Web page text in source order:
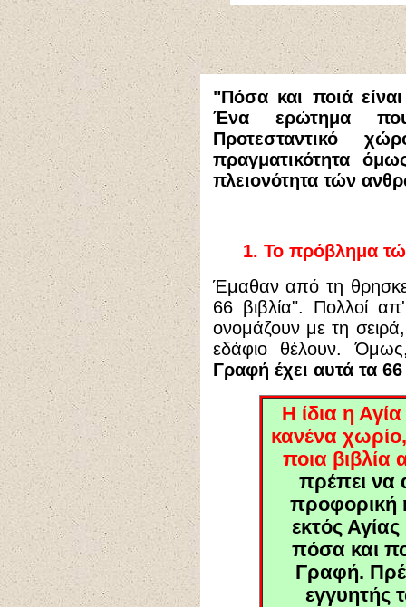
"Πόσα και ποιά
Ένα ερώτημα
Προτεσταντικό
πραγματικότητα
πλειονότητα τών
1. Το πρόβλημα
Έμαθαν από τη
66 βιβλία". Πολλοί
ονομάζουν με τη
εδάφιο θέλουν.
Γραφή έχει αυτά τα 66
Η ίδια η
κανένα
ποια βιβλία
πρέπει να
προφορική
εκτός
πόσα και
Γραφή.
εγγυητής